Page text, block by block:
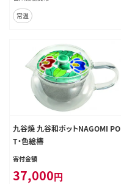
常温
九谷焼 九谷和ポットNAGOMI PO
T・色絵椿
寄付金額
37,000円